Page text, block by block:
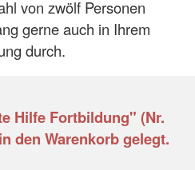
von zwölf Personen
gerne auch in Ihrem
durch.
Hilfe Fortbildung" (Nr.
den Warenkorb gelegt.